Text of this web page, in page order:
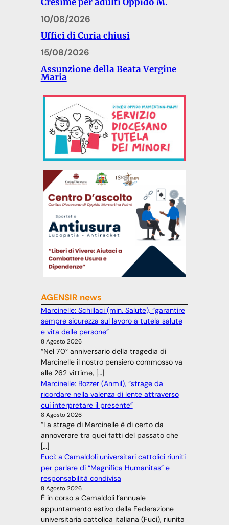
10/08/2026
Uffici di Curia chiusi
15/08/2026
Assunzione della Beata Vergine
Maria
AGENSIR news
Marcinelle: Schillaci (min. Salute), “garantire
sempre sicurezza sul lavoro a tutela salute
e vita delle persone”
8 Agosto 2026
“Nel 70° anniversario della tragedia di
Marcinelle il nostro pensiero commosso va
alle 262 vittime, […]
Marcinelle: Bozzer (Anmil), “strage da
ricordare nella valenza di lente attraverso
cui interpretare il presente”
8 Agosto 2026
“La strage di Marcinelle è di certo da
annoverare tra quei fatti del passato che
[…]
Fuci: a Camaldoli universitari cattolici riuniti
per parlare di “Magnifica Humanitas” e
responsabilità condivisa
8 Agosto 2026
È in corso a Camaldoli l’annuale
appuntamento estivo della Federazione
universitaria cattolica italiana (Fuci), riunita